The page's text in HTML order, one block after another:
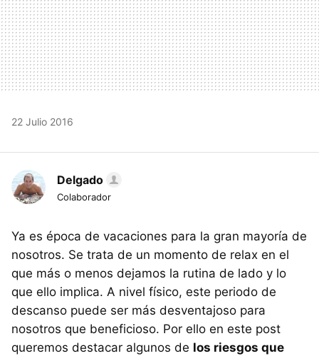
22 Julio 2016
Delgado
Colaborador
Ya es época de vacaciones para la gran mayoría de
nosotros. Se trata de un momento de relax en el
que más o menos dejamos la rutina de lado y lo
que ello implica. A nivel físico, este periodo de
descanso puede ser más desventajoso para
nosotros que beneficioso. Por ello en este post
queremos destacar algunos de los riesgos que